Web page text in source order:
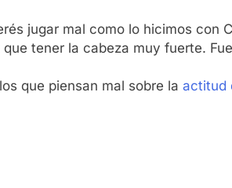
jugar mal como lo hicimos con
tener la cabeza muy fuerte.
que piensan mal sobre la actitud